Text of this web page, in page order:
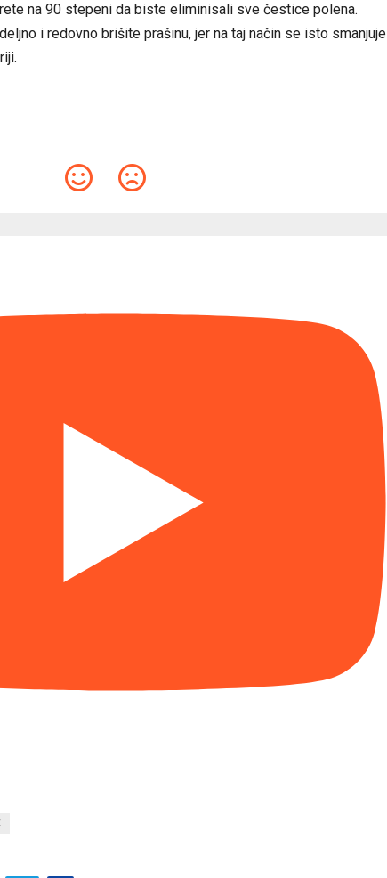
na 90 stepeni da biste eliminisali sve čestice polena.
i redovno brišite prašinu, jer na taj način se isto smanjuje